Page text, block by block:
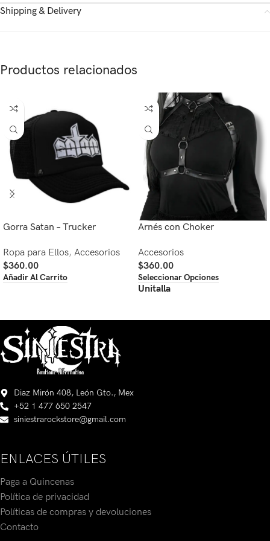
Shipping & Delivery
Productos relacionados
Gorra Satan – Trucker
Ropa para Ellos, Accesorios
$360.00
Añadir Al Carrito
Arnés con Choker
Accesorios
$360.00
Seleccionar Opciones
Unitalla
Diaz Mirón 408, León Gto., Mex
+52 1 477 650 2547
siniestrarockstore@gmail.com
ENLACES ÚTILES
Paga a Quincenas
Política de privacidad
Políticas de compras y devoluciones
Contacto